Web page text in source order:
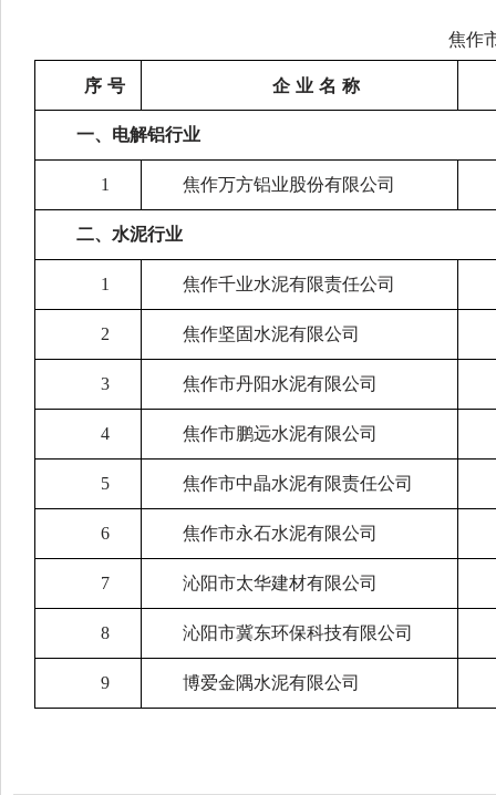
焦作
序 号 企 业 名 称
一、电解铝行业
1 焦作万方铝业股份有限公司
二、水泥行业
1 焦作千业水泥有限责任公司
2 焦作坚固水泥有限公司
3 焦作市丹阳水泥有限公司
4 焦作市鹏远水泥有限公司
5 焦作市中晶水泥有限责任公司
6 焦作市永石水泥有限公司
7 沁阳市太华建材有限公司
8 沁阳市冀东环保科技有限公司
9 博爱金隅水泥有限公司